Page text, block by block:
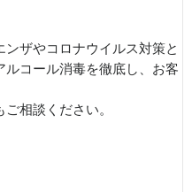
ザやコロナウイルス対策と
ルコール消毒を徹底し、お客
相談ください。